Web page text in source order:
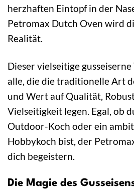
herzhaften Eintopf in der
Petromax Dutch Oven wird
Realität.
Dieser vielseitige
alle, die die traditionelle Art
und Wert auf Qualität,
Vielseitigkeit legen. Egal, ob
Outdoor-Koch oder ein
Hobbykoch bist, der
dich begeistern.
Die Magie des